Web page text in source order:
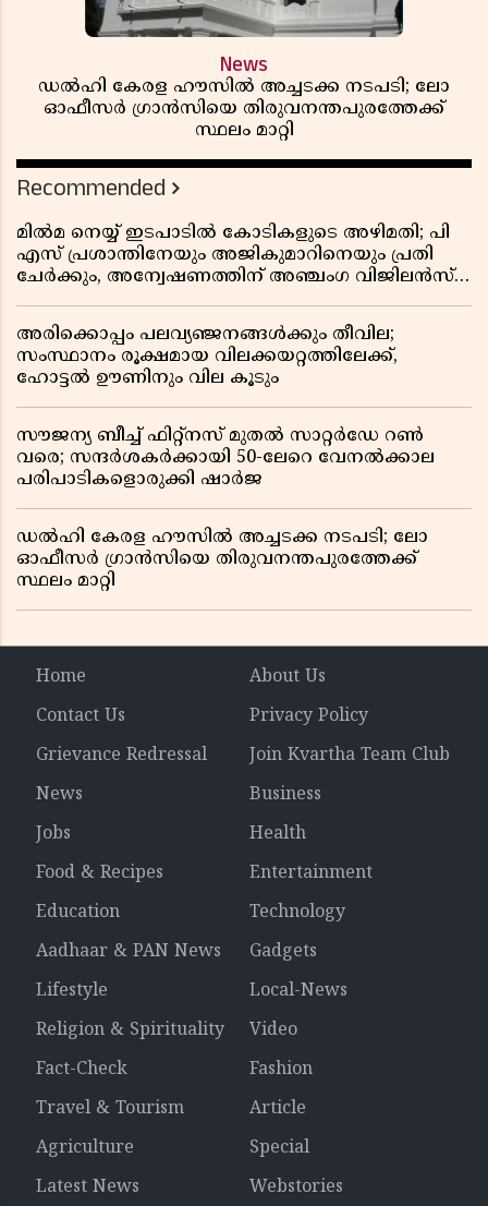
News
ഡൽഹി കേരള ഹൗസിൽ അച്ചടക്ക നടപടി; ലോ
ഓഫീസർ ഗ്രാൻസിയെ തിരുവനന്തപുരത്തേക്ക്
സ്ഥലം മാറ്റി
Recommended
മിൽമ നെയ്യ് ഇടപാടിൽ കോടികളുടെ അഴിമതി; പി
എസ് പ്രശാന്തിനേയും അജികുമാറിനെയും പ്രതി
ചേർക്കും, അന്വേഷണത്തിന് അഞ്ചംഗ വിജിലൻസ്
അരിക്കൊപ്പം പലവ്യഞ്ജനങ്ങൾക്കും തീവില;
സംസ്ഥാനം രൂക്ഷമായ വിലക്കയറ്റത്തിലേക്ക്,
ഹോട്ടൽ ഊണിനും വില കൂടും
സൗജന്യ ബീച്ച് ഫിറ്റ്നസ് മുതൽ സാറ്റർഡേ റൺ
വരെ; സന്ദർശകർക്കായി 50-ലേറെ വേനൽക്കാല
പരിപാടികളൊരുക്കി ഷാർജ
ഡൽഹി കേരള ഹൗസിൽ അച്ചടക്ക നടപടി; ലോ
ഓഫീസർ ഗ്രാൻസിയെ തിരുവനന്തപുരത്തേക്ക്
സ്ഥലം മാറ്റി
Home
About Us
Contact Us
Privacy Policy
Grievance Redressal
Join Kvartha Team Club
News
Business
Jobs
Health
Food & Recipes
Entertainment
Education
Technology
Aadhaar & PAN News
Gadgets
Lifestyle
Local-News
Religion & Spirituality
Video
Fact-Check
Fashion
Travel & Tourism
Article
Agriculture
Special
Latest News
Webstories